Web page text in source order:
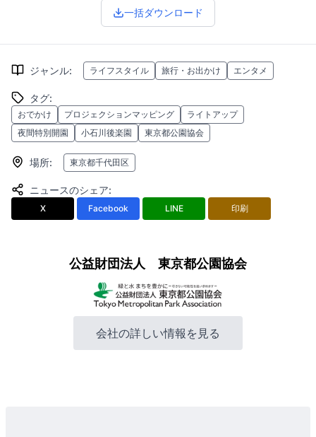
一括ダウンロード
ジャンル: ライフスタイル 旅行・お出かけ エンタメ
タグ:
おでかけ プロジェクションマッピング
ライトアップ
夜間特別開園
小石川後楽園 東京都公園協会
場所: 東京都千代田区
ニュースのシェア:
X Facebook LINE 印刷
公益財団法人 東京都公園協会
会社の詳しい情報を見る